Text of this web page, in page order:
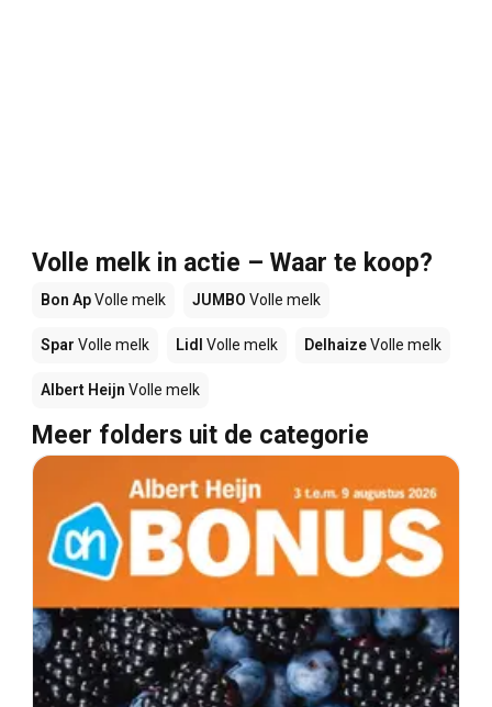
Volle melk in actie – Waar te koop?
Bon ApVolle melk JUMBO Volle melk
Spar Volle melk Lidl Volle melk DelhaizeVolle melk
Albert Heijn Volle melk
Meer folders uit de categorie